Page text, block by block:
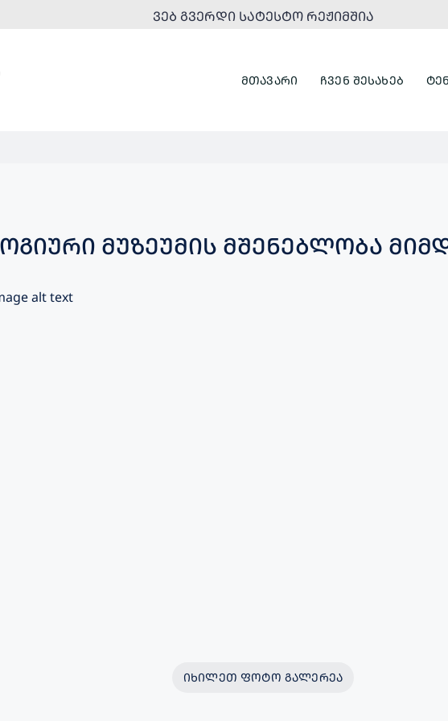
ᲕᲔᲑ ᲒᲕᲔᲠᲓᲘ ᲡᲐᲢᲔᲡᲢᲝ ᲠᲔᲟᲘᲛᲨᲘᲐ
ᲛᲗᲐᲕᲐᲠᲘ ᲩᲕᲔᲜ ᲨᲔᲡᲐᲮᲔᲑ
ᲛᲣᲖᲔᲣᲛᲘᲡ ᲛᲨᲔᲜᲔᲑᲚᲝᲑᲐ
ᲘᲮᲘᲚᲔᲗ ᲤᲝᲢᲝ ᲒᲐᲚᲔᲠᲔᲐ